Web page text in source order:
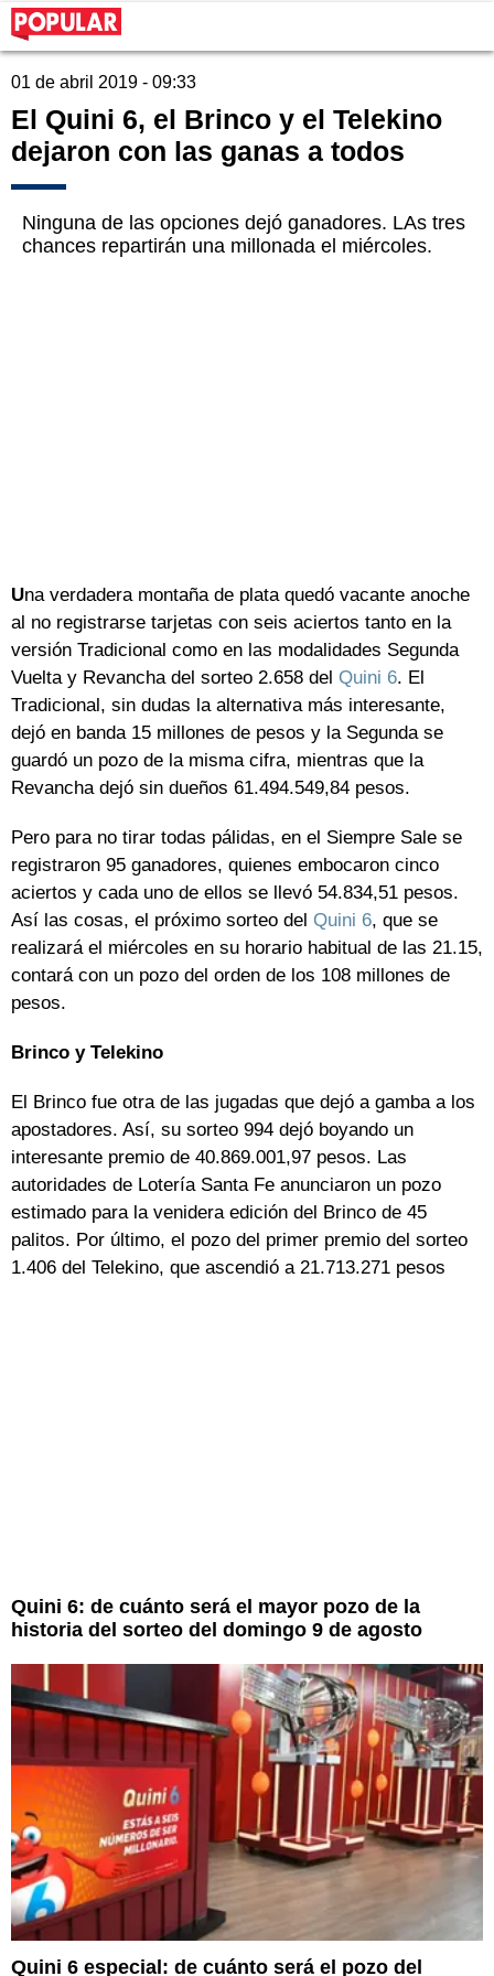
01 de abril 2019 - 09:33
El Quini 6, el Brinco y el Telekino
dejaron con las ganas a todos
Ninguna de las opciones dejó ganadores. LAs tres
chances repartirán una millonada el miércoles.
Una verdadera montaña de plata quedó vacante anoche
al no registrarse tarjetas con seis aciertos tanto en la
versión Tradicional como en las modalidades Segunda
Vuelta y Revancha del sorteo 2.658 del Quini 6. El
Tradicional, sin dudas la alternativa más interesante,
dejó en banda 15 millones de pesos y la Segunda se
guardó un pozo de la misma cifra, mientras que la
Revancha dejó sin dueños 61.494.549,84 pesos.
Pero para no tirar todas pálidas, en el Siempre Sale se
registraron 95 ganadores, quienes embocaron cinco
aciertos y cada uno de ellos se llevó 54.834,51 pesos.
Así las cosas, el próximo sorteo del Quini 6, que se
realizará el miércoles en su horario habitual de las 21.15,
contará con un pozo del orden de los 108 millones de
pesos.
Brinco y Telekino
El Brinco fue otra de las jugadas que dejó a gamba a los
apostadores. Así, su sorteo 994 dejó boyando un
interesante premio de 40.869.001,97 pesos. Las
autoridades de Lotería Santa Fe anunciaron un pozo
estimado para la venidera edición del Brinco de 45
palitos. Por último, el pozo del primer premio del sorteo
1.406 del Telekino, que ascendió a 21.713.271 pesos
Quini 6: de cuánto será el mayor pozo de la
historia del sorteo del domingo 9 de agosto
Quini 6 especial: de cuánto será el pozo del